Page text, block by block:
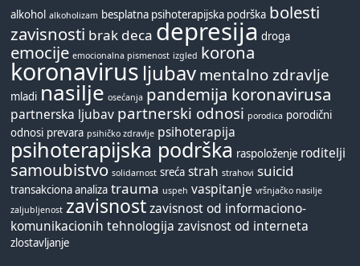
alkohol alkoholizam besplatna psihoterapijska podrška bolesti
zavisnosti brak deca depresija droga
emocije emocionalna pismenost izgled korona
koronavirus ljubav mentalno zdravlje
mladi nasilje osećanja pandemija koronavirusa
partnerska ljubav partnerski odnosi porodica porodični
odnosi prevara psihičko zdravlje psihoterapija
psihoterapijska podrška raspoloženje roditelji
samoubistvo solidarnost sreća strah strahovi suicid
transakciona analiza trauma uspeh vaspitanje vršnjačko nasilje
zaljubljenost zavisnost zavisnost od informaciono-
komunikacionih tehnologija zavisnost od interneta
zlostavljanje